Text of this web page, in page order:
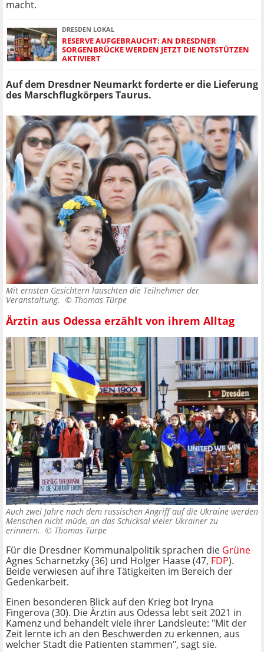
macht.
DRESDEN LOKAL
RESERVE AUFGEBRAUCHT: AN DRESDNER
SORGENBRÜCKE WERDEN JETZT DIE NOTSTÜTZEN
AKTIVIERT
Auf dem Dresdner Neumarkt forderte er die Lieferung
des Marschflugkörpers Taurus.
Mit ernsten Gesichtern lauschten die Teilnehmer der
Veranstaltung. © Thomas Türpe
Ärztin aus Odessa erzählt von ihrem Alltag
Auch zwei Jahre nach dem russischen Angriff auf die Ukraine werden
Menschen nicht müde, an das Schicksal vieler Ukrainer zu
erinnern. © Thomas Türpe
Für die Dresdner Kommunalpolitik sprachen die Grüne
Agnes Scharnetzky (36) und Holger Haase (47, FDP).
Beide verwiesen auf ihre Tätigkeiten im Bereich der
Gedenkarbeit.
Einen besonderen Blick auf den Krieg bot Iryna
Fingerova (30). Die Ärztin aus Odessa lebt seit 2021 in
Kamenz und behandelt viele ihrer Landsleute: "Mit der
Zeit lernte ich an den Beschwerden zu erkennen, aus
welcher Stadt die Patienten stammen", sagt sie.